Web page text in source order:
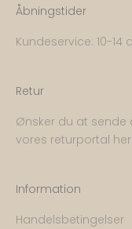
Åbningstider
Kundeservice: 10-14
Retur
Ønsker du at sende
vores returportal her:
Information
Handelsbetingelser